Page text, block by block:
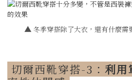
▲ 冬季穿搭除了大衣，還有什麼需
切爾西靴穿搭-3： 利用